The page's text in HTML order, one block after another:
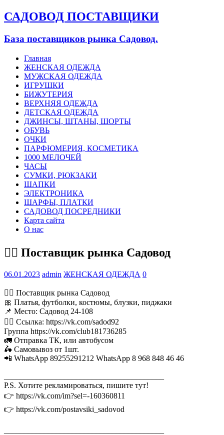
САДОВОД ПОСТАВЩИКИ
База поставщиков рынка Садовод.
Главная
ЖЕНСКАЯ ОДЕЖДА
МУЖСКАЯ ОДЕЖДА
ИГРУШКИ
БИЖУТЕРИЯ
ВЕРХНЯЯ ОДЕЖДА
ДЕТСКАЯ ОДЕЖДА
ДЖИНСЫ, ШТАНЫ, ШОРТЫ
ОБУВЬ
ОЧКИ
ПАРФЮМЕРИЯ, КОСМЕТИКА
1000 МЕЛОЧЕЙ
ЧАСЫ
СУМКИ, РЮКЗАКИ
ШАПКИ
ЭЛЕКТРОНИКА
ШАРФЫ, ПЛАТКИ
САДОВОД ПОСРЕДНИКИ
Карта сайта
О нас
💁‍♂ Поставщик рынка Садовод
06.01.2023 admin ЖЕНСКАЯ ОДЕЖДА 0
💁‍♂ Поставщик рынка Садовод
🎀 Платья, футболки, костюмы, блузки, пиджаки
📌 Место: Садовод 24-108
👉🏻 Ссылка: https://vk.com/sadod92
Группа https://vk.com/club181736285
🚛 Отправка ТК, или автобусом
🛵 Самовывоз от 1шт.
📲 WhatsApp 89255291212 WhatsApp 8 968 848 46 46
P.S. Хотите рекламироваться, пишите тут!
👉 https://vk.com/im?sel=-160360811
👉 https://vk.com/postavsiki_sadovod